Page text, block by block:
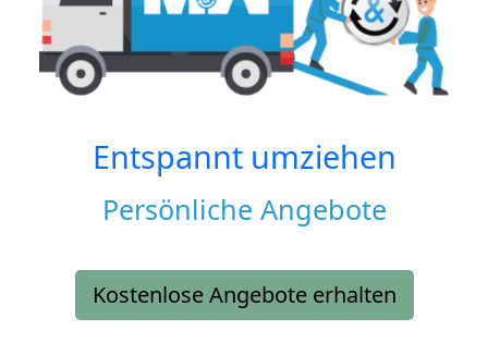
Entspannt umziehen
Persönliche Angebote
Kostenlose Angebote erhalten